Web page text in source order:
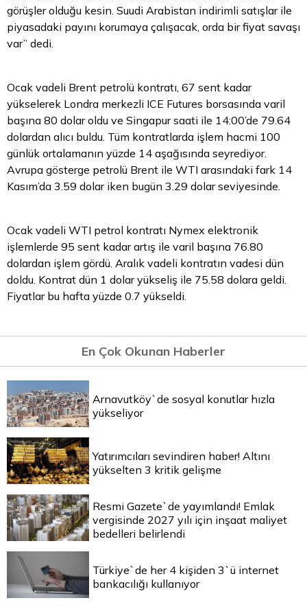
görüşler olduğu kesin. Suudi Arabistan indirimli satışlar ile
piyasadaki payını korumaya çalışacak, orda bir fiyat savaşı
var” dedi.
Ocak vadeli Brent petrolü kontratı, 67 sent kadar
yükselerek Londra merkezli ICE Futures borsasında varil
başına 80 dolaroldu ve Singapur saati ile 14:00’de 79.64
dolardan alıcı buldu. Tüm kontratlarda işlem hacmi 100
günlük ortalamanın yüzde 14 aşağısında seyrediyor.
Avrupa gösterge petrolü Brent ile WTI arasındaki fark 14
Kasım’da 3.59 dolar iken bugün 3.29 dolar seviyesinde.
Ocak vadeli WTI petrol kontratı Nymex elektronik
işlemlerde 95 sent kadar artış ile varil başına 76.80
dolardan işlem gördü. Aralık vadeli kontratın vadesi dün
doldu. Kontrat dün 1 dolar yükseliş ile 75.58 dolara geldi.
Fiyatlar bu hafta yüzde 0.7 yükseldi.
En Çok Okunan Haberler
Arnavutköy`de sosyal konutlar hızla
yükseliyor
Yatırımcıları sevindiren haber! Altını
yükselten 3 kritik gelişme
Resmi Gazete`de yayımlandı! Emlak
vergisinde 2027 yılı için inşaat maliyet
bedelleri belirlendi
Türkiye`de her 4 kişiden 3`ü internet
bankacılığı kullanıyor